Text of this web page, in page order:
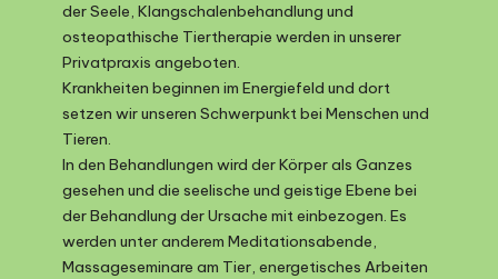
der Seele, Klangschalenbehandlung und
osteopathische Tiertherapie werden in unserer
Privatpraxis angeboten.
Krankheiten beginnen im Energiefeld und dort
setzen wir unseren Schwerpunkt bei Menschen und
Tieren.
In den Behandlungen wird der Körper als Ganzes
gesehen und die seelische und geistige Ebene bei
der Behandlung der Ursache mit einbezogen. Es
werden unter anderem Meditationsabende,
Massageseminare am Tier, energetisches Arbeiten